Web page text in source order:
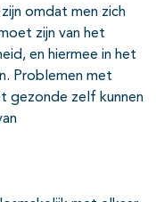
omdat men zich
zijn van het
en hiermee in het
Problemen met
gezonde zelf kunnen